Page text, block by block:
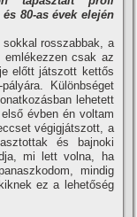
80-as évek elején
sokkal rosszabbak, a
emlékezzen csak az
előtt játszott kettős
Különbséget
lehetett
évben én voltam
végigjátszott, a
és bajnoki
mi lett volna, ha
mindig
ez a lehetőség